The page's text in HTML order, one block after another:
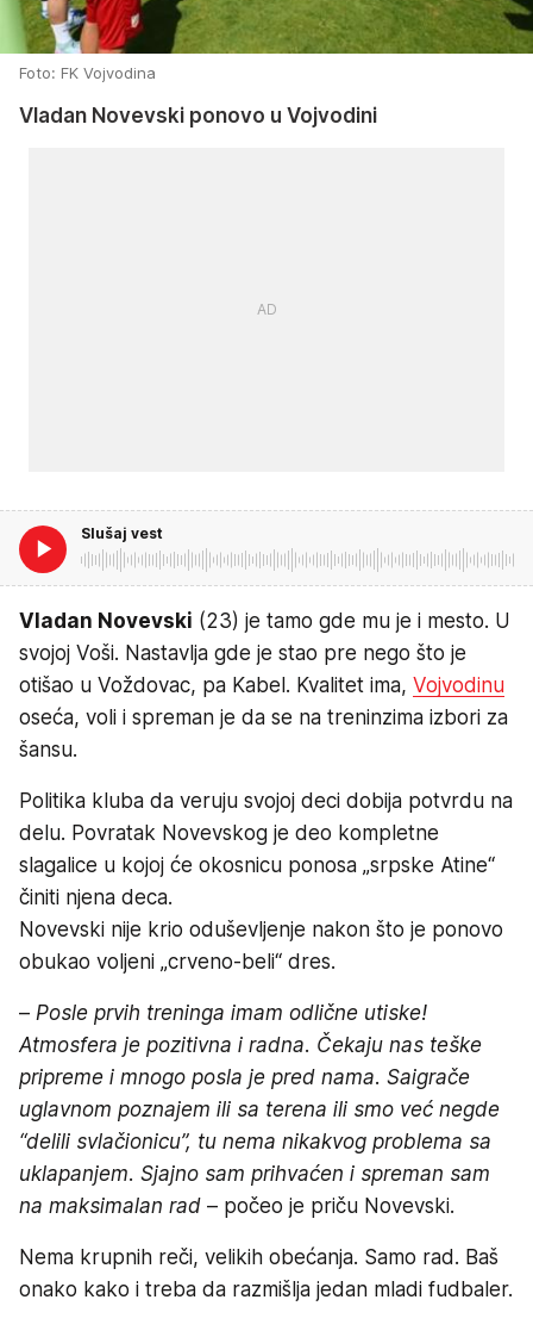
Foto: FK Vojvodina
Vladan Novevski ponovo u Vojvodini
Slušaj vest
Vladan Novevski (23) je tamo gde mu je i mesto. U
svojoj Voši. Nastavlja gde je stao pre nego što je
otišao u Voždovac, pa Kabel. Kvalitet ima, Vojvodinu
oseća, voli i spreman je da se na treninzima izbori za
šansu.
Politika kluba da veruju svojoj deci dobija potvrdu na
delu. Povratak Novevskog je deo kompletne
slagalice u kojoj će okosnicu ponosa „srpske Atine“
činiti njena deca.
Novevski nije krio oduševljenje nakon što je ponovo
obukao voljeni „crveno-beli“ dres.
– Posle prvih treninga imam odlične utiske!
Atmosfera je pozitivna i radna. Čekaju nas teške
pripreme i mnogo posla je pred nama. Saigrače
uglavnom poznajem ili sa terena ili smo već negde
“delili svlačionicu”, tu nema nikakvog problema sa
uklapanjem. Sjajno sam prihvaćen i spreman sam
na maksimalan rad – počeo je priču Novevski.
Nema krupnih reči, velikih obećanja. Samo rad. Baš
onako kako i treba da razmišlja jedan mladi fudbaler.